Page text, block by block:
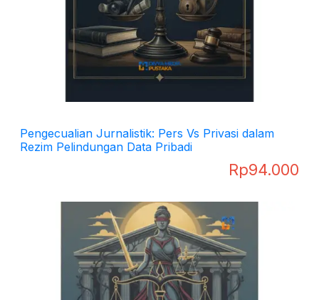
Pengecualian Jurnalistik: Pers Vs Privasi dalam
Rezim Pelindungan Data Pribadi
Rp94.000